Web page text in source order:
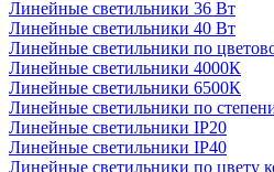
Линейные светильники 36 Вт
Линейные светильники 40 Вт
Линейные светильники по
Линейные светильники 4000К
Линейные светильники 6500К
Линейные светильники по
Линейные светильники IP20
Линейные светильники IP40
Линейные светильники по цвету